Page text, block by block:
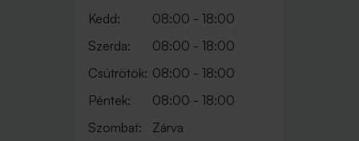
Kedd:
08:00 - 18:00
Szerda:
08:00 - 18:00
Csütrötök: 08:00 - 18:00
Péntek:
08:00 - 18:00
Szombat:
Zárva